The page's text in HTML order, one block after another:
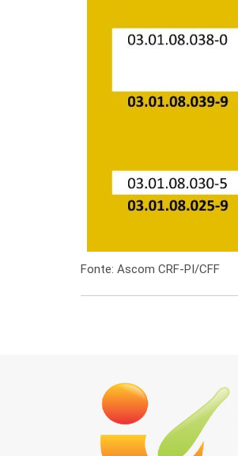
Fonte: Ascom CRF-PI/CFF